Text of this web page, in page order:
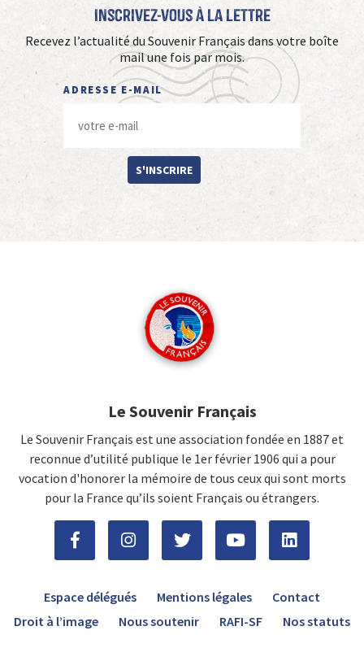
Inscrivez-vous à La Lettre
Recevez l’actualité du Souvenir Français dans votre boîte
mail une fois par mois.
ADRESSE E-MAIL
S'INSCRIRE
Le Souvenir Français
Le Souvenir Français est une association fondée en 1887 et
reconnue d’utilité publique le 1er février 1906 qui a pour
vocation d'honorer la mémoire de tous ceux qui sont morts
pour la France qu’ils soient Français ou étrangers.
Espace délégués Mentions légales
Contact
Droit à l’image
Nous soutenir RAFI-SF Nos statuts